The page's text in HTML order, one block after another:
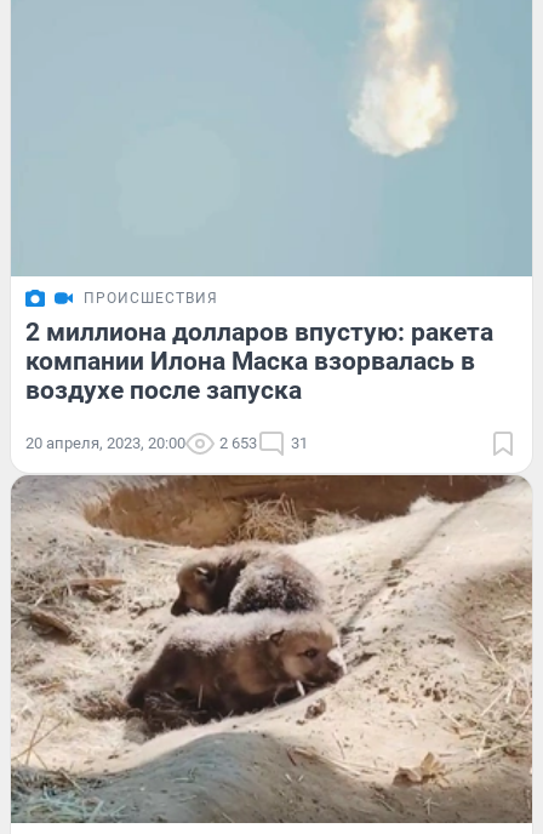
ПРОИСШЕСТВИЯ
2 миллиона долларов впустую: ракета
компании Илона Маска взорвалась в
воздухе после запуска
20 апреля, 2023, 20:00 2 653 31